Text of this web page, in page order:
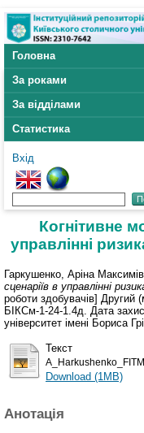
Головна
За роками
За відділами
Статистика
Вхід
Когнітивне
управлінні
Гаркушенко, Аріна
сценаріїв в управлінні
роботи здобувачів] Другий
БІКСм-1-24-1.4д. Дата
університет імені Бориса
Текст
Download (1MB)
Анотація